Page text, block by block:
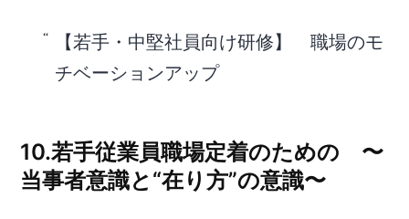
【若手・中堅社員向け研修】 職場のモ
チベーションアップ
10.若手従業員職場定着のための 〜
当事者意識と“在り方”の意識〜